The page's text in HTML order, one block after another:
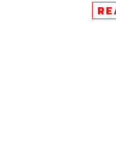
เงินเฟ้อทั่วโลกกลับ